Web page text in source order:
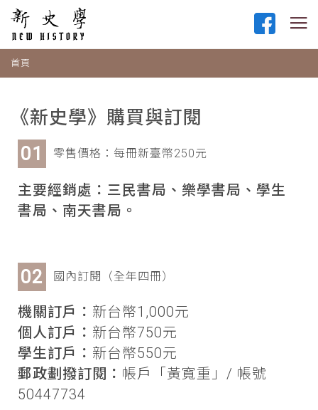
首頁
《新史學》購買與訂閱
零售價格：每冊新臺幣250元
主要經銷處：三民書局、樂學書局、學生
書局、南天書局。
國內訂閱（全年四冊）
機關訂戶： 新台幣1,000元
個人訂戶： 新台幣750元
學生訂戶： 新台幣550元
郵政劃撥訂閱： 帳戶「黃寬重」/ 帳號
50447734